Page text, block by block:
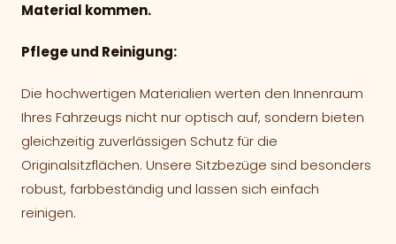
Material kommen.
Pflege und Reinigung:
Die hochwertigen Materialien werten den Innenraum
Ihres Fahrzeugs nicht nur optisch auf, sondern bieten
gleichzeitig zuverlässigen Schutz für die
Originalsitzflächen. Unsere Sitzbezüge sind besonders
robust, farbbeständig und lassen sich einfach
reinigen.